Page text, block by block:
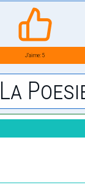
J’aime: 5